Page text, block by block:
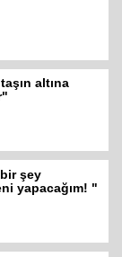
altına
bir şey
yapacağım! "